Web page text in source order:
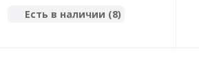
Есть в наличии (8)